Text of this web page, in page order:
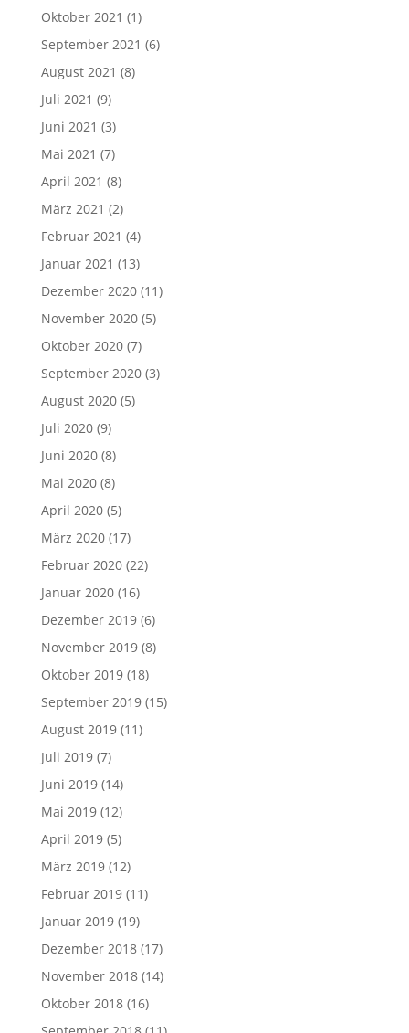
Oktober 2021 (1)
September 2021 (6)
August 2021 (8)
Juli 2021 (9)
Juni 2021 (3)
Mai 2021 (7)
April 2021 (8)
März 2021 (2)
Februar 2021 (4)
Januar 2021 (13)
Dezember 2020(11)
November 2020(5)
Oktober 2020(7)
September 2020(3)
August 2020(5)
Juli 2020(9)
Juni 2020(8)
Mai 2020(8)
April 2020(5)
März 2020(17)
Februar 2020(22)
Januar 2020(16)
Dezember 2019(6)
November 2019(8)
Oktober 2019(18)
September 2019(15)
August 2019(11)
Juli 2019(7)
Juni 2019(14)
Mai 2019(12)
April 2019(5)
März 2019(12)
Februar 2019(11)
Januar 2019(19)
Dezember 2018(17)
November 2018(14)
Oktober 2018(16)